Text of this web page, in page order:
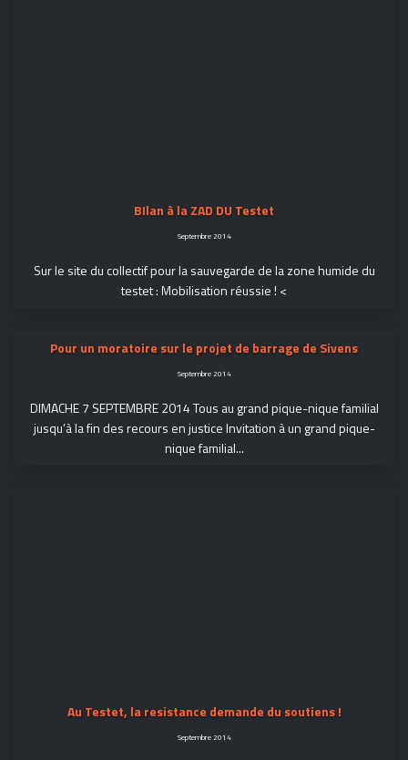
BIlan à la ZAD DU Testet
Septembre 2014
Sur le site du collectif pour la sauvegarde de la zone humide du
testet : Mobilisation réussie ! <
Pour un moratoire sur le projet de barrage de Sivens
Septembre 2014
DIMACHE 7 SEPTEMBRE 2014 Tous au grand pique-nique familial
jusqu’à la fin des recours en justice Invitation à un grand pique-
nique familial...
Au Testet, la resistance demande du soutiens !
Septembre 2014